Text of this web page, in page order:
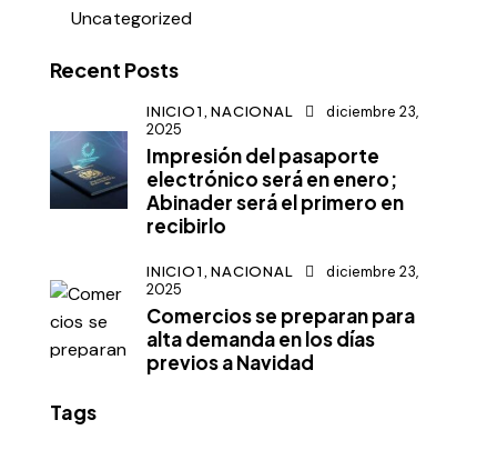
Uncategorized
Recent Posts
INICIO1,NACIONAL
diciembre 23,
2025
Impresión del pasaporte
electrónico será en enero;
Abinader será el primero en
recibirlo
INICIO1,NACIONAL
diciembre 23,
2025
Comercios se preparan para
alta demanda en los días
previos a Navidad
Tags